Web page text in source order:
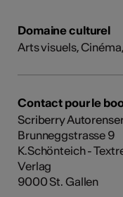
Domaine culturel
Arts visuels,
Contact pour le
Scriberry
Brunneggstrasse 9
K.Schönteich -
Verlag
9000 St. Gallen